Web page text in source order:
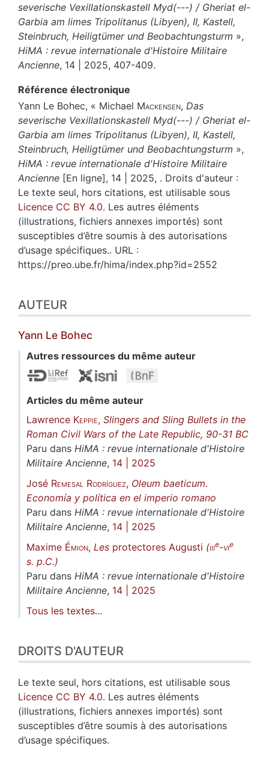
severische Vexillationskastell Myd(---) / Gheriat el-
Garbia am limes Tripolitanus (Libyen), II, Kastell,
Steinbruch, Heiligtümer und Beobachtungsturm »,
HiMA : revue internationale d'Histoire Militaire
Ancienne, 14 | 2025, 407-409.
Référence électronique
Yann Le Bohec, « Michael Mackensen, Das
severische Vexillationskastell Myd(---) / Gheriat el-
Garbia am limes Tripolitanus (Libyen), II, Kastell,
Steinbruch, Heiligtümer und Beobachtungsturm »,
HiMA : revue internationale d'Histoire Militaire
Ancienne [En ligne], 14 | 2025, . Droits d'auteur :
Le texte seul, hors citations, est utilisable sous
Licence CC BY 4.0. Les autres éléments
(illustrations, fichiers annexes importés) sont
susceptibles d’être soumis à des autorisations
d’usage spécifiques.. URL :
https://preo.ube.fr/hima/index.php?id=2552
AUTEUR
Yann Le Bohec
Autres ressources du même auteur
Articles du même auteur
Lawrence Keppie, Slingers and Sling Bullets in the
Roman Civil Wars of the Late Republic, 90-31 BC
Paru dans HiMA : revue internationale d'Histoire
Militaire Ancienne, 14 | 2025
José Remesal Rodríguez, Oleum baeticum.
Economía y política en el imperio romano
Paru dans HiMA : revue internationale d'Histoire
Militaire Ancienne, 14 | 2025
Maxime Émion, Les protectores Augusti (iiie-vie
s. p.C.)
Paru dans HiMA : revue internationale d'Histoire
Militaire Ancienne, 14 | 2025
Tous les textes...
DROITS D'AUTEUR
Le texte seul, hors citations, est utilisable sous
Licence CC BY 4.0. Les autres éléments
(illustrations, fichiers annexes importés) sont
susceptibles d’être soumis à des autorisations
d’usage spécifiques.